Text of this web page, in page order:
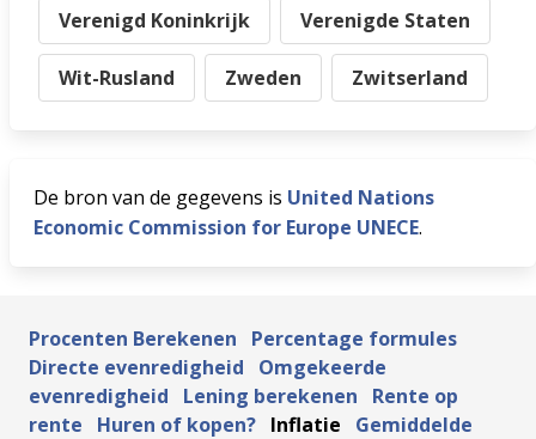
Verenigd Koninkrijk Verenigde Staten
Wit-Rusland Zweden Zwitserland
De bron van de gegevens is United Nations
Economic Commission for Europe UNECE.
Procenten Berekenen
Percentage formules
Directe evenredigheid
Omgekeerde
evenredigheid
Lening berekenen
Rente op
rente
Huren of kopen? Inflatie
Gemiddelde